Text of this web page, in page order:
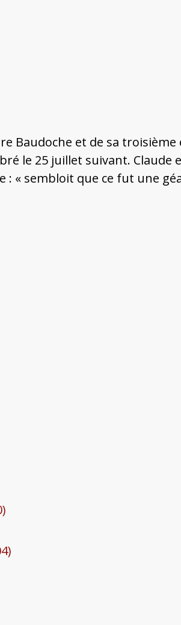
Baudoche et de sa
le 25 juillet suivant.
« sembloit que ce fut une